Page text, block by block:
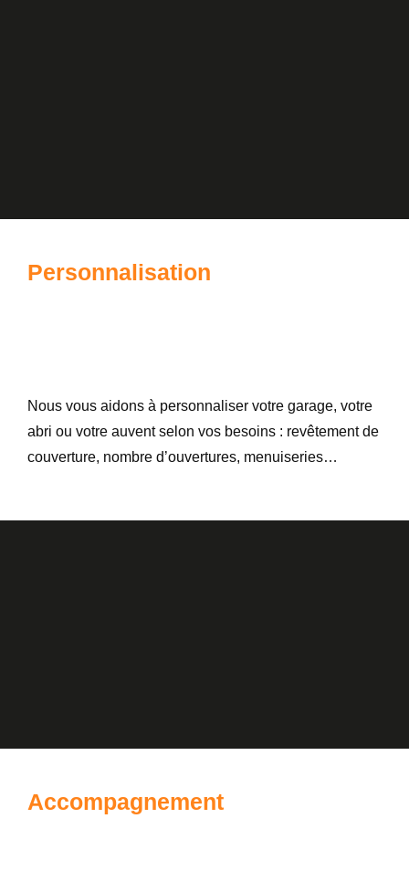
Personnalisation
Nous vous aidons à personnaliser votre garage, votre
abri ou votre auvent selon vos besoins : revêtement de
couverture, nombre d’ouvertures, menuiseries…
Accompagnement